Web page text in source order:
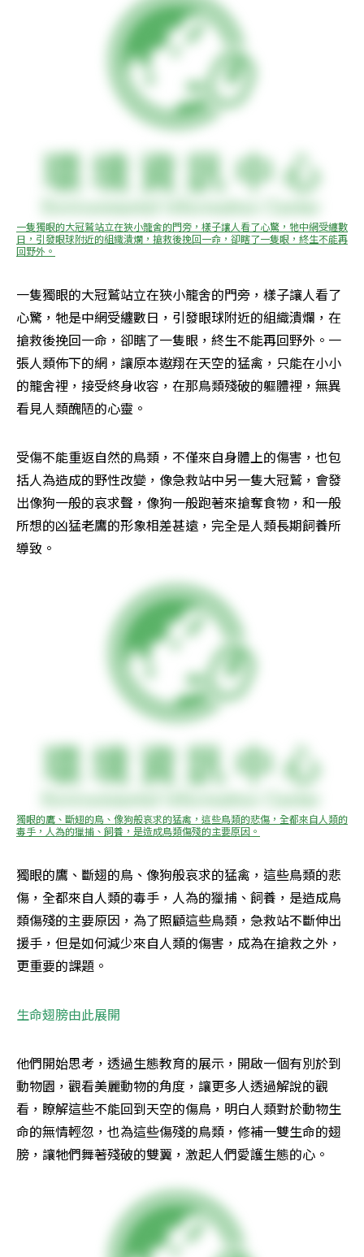
一隻獨眼的大冠鷲站立在狹小籠舍的門旁，樣子讓人看了心驚，牠中網受纏數
日，引發眼球附近的組織潰爛，搶救後挽回一命，卻瞎了一隻眼，終生不能再
回野外。
一隻獨眼的大冠鷲站立在狹小籠舍的門旁，樣子讓人看了
心驚，牠是中網受纏數日，引發眼球附近的組織潰爛，在
搶救後挽回一命，卻瞎了一隻眼，終生不能再回野外。一
張人類佈下的網，讓原本遨翔在天空的猛禽，只能在小小
的籠舍裡，接受終身收容，在那鳥類殘破的軀體裡，無異
看見人類醜陋的心靈。
受傷不能重返自然的鳥類，不僅來自身體上的傷害，也包
括人為造成的野性改變，像急救站中另一隻大冠鷲，會發
出像狗一般的哀求聲，像狗一般跑著來搶奪食物，和一般
所想的凶猛老鷹的形象相差甚遠，完全是人類長期飼養所
導致。
獨眼的鷹、斷翅的鳥、像狗般哀求的猛禽，這些鳥類的悲傷，全都來自人類的
毒手，人為的獵捕、飼養，是造成鳥類傷殘的主要原因。
獨眼的鷹、斷翅的鳥、像狗般哀求的猛禽，這些鳥類的悲
傷，全都來自人類的毒手，人為的獵捕、飼養，是造成鳥
類傷殘的主要原因，為了照顧這些鳥類，急救站不斷伸出
援手，但是如何減少來自人類的傷害，成為在搶救之外，
更重要的課題。
生命翅膀由此展開
他們開始思考，透過生態教育的展示，開啟一個有別於到
動物園，觀看美麗動物的角度，讓更多人透過解說的觀
看，瞭解這些不能回到天空的傷鳥，明白人類對於動物生
命的無情輕忽，也為這些傷殘的鳥類，修補一雙生命的翅
膀，讓牠們舞著殘破的雙翼，激起人們愛護生態的心。